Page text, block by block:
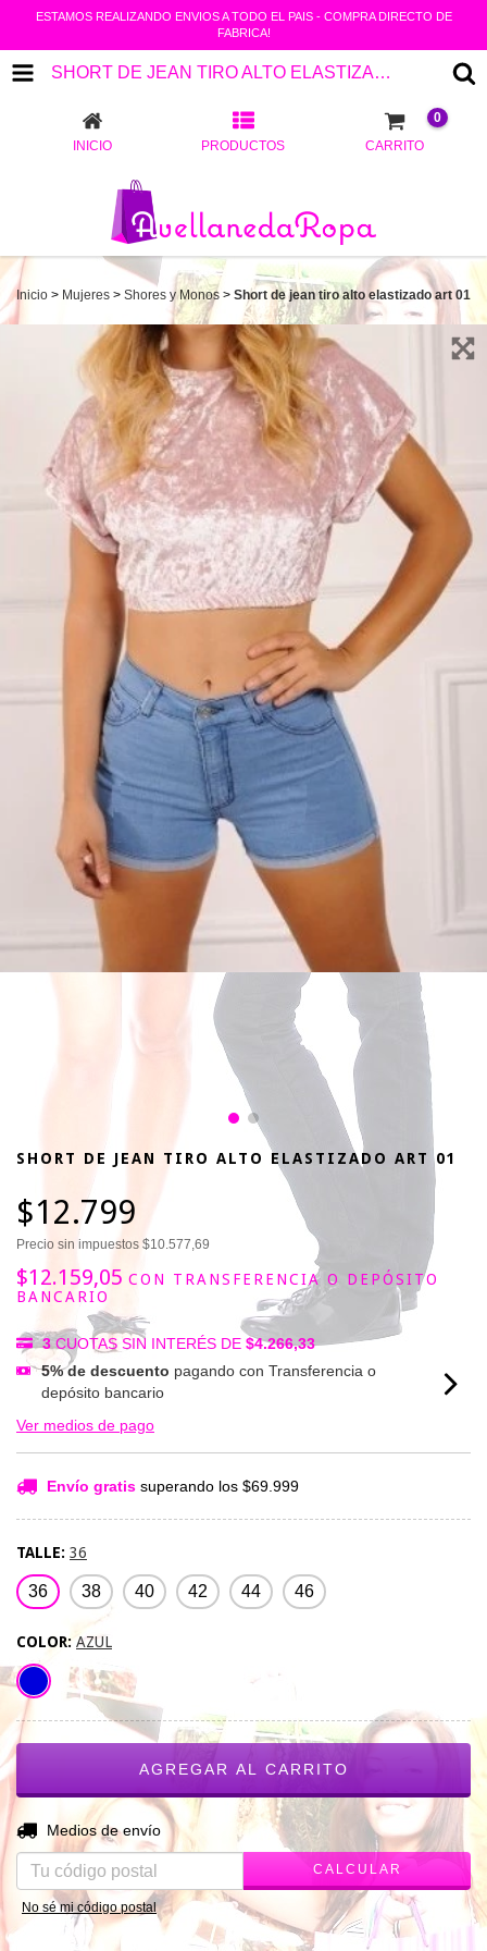
ESTAMOS REALIZANDO ENVIOS A TODO EL PAIS - COMPRA DIRECTO DE
FABRICA!
SHORT DE JEAN TIRO ALTO ELASTIZADO ART 01
INICIO PRODUCTOS CARRITO
0
Inicio > Mujeres > Shores y Monos > Short de jean tiro alto elastizado art 01
SHORT DE JEAN TIRO ALTO ELASTIZADO ART 01
$12.799
Precio sin impuestos $10.577,69
$12.159,05 CON
TRANSFERENCIA O DEPÓSITO
BANCARIO
3 CUOTAS SIN INTERÉS DE $4.266,33
5% de descuento pagando con Transferencia o
depósito bancario
Ver medios de pago
Envío gratis superando los $69.999
TALLE: 36
36 38 40 42 44 46
COLOR:AZUL
Entregas para el CP: CAMBIAR CP
Medios de envío
CALCULAR
No sé mi código postal